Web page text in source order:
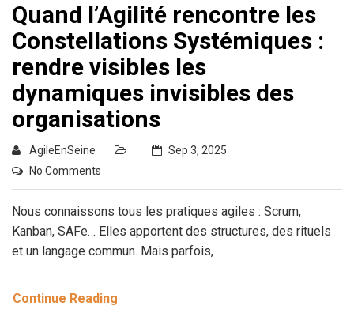
Quand l’Agilité rencontre les
Constellations Systémiques :
rendre visibles les
dynamiques invisibles des
organisations
AgileEnSeine
Sep 3, 2025
No Comments
Nous connaissons tous les pratiques agiles : Scrum,
Kanban, SAFe… Elles apportent des structures, des rituels
et un langage commun. Mais parfois,
Continue Reading